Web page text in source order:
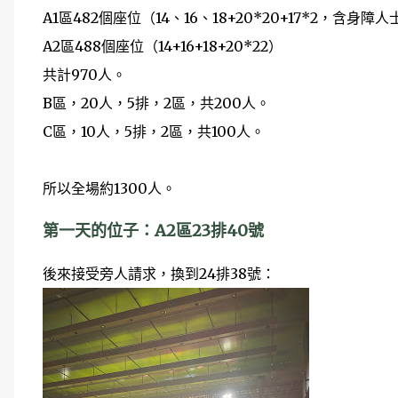
A1區482個座位（14、16、18+20*20+17*2，含身障人
A2區488個座位（14+16+18+20*22）
共計970人。
B區，20人，5排，2區，共200人。
C區，10人，5排，2區，共100人。
所以全場約1300人。
第一天的位子：A2區23排40號
後來接受旁人請求，換到24排38號：